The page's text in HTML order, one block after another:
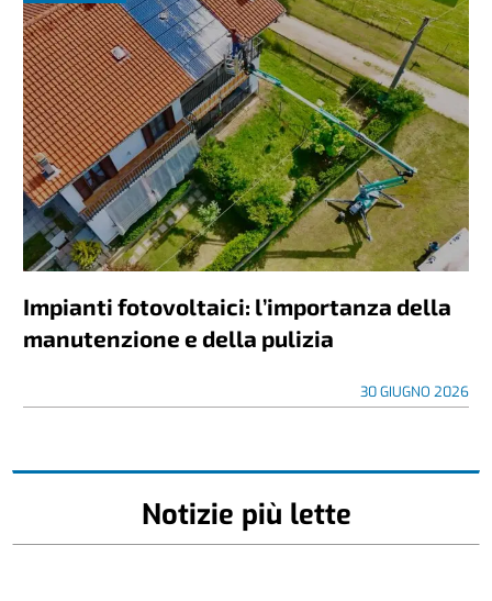
Impianti fotovoltaici: l’importanza della
manutenzione e della pulizia
30 GIUGNO 2026
Notizie più lette